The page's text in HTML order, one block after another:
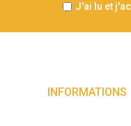
J'ai lu et
INFORMATIONS